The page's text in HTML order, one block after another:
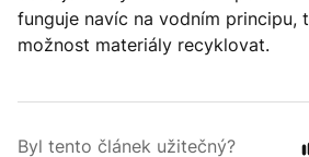
funguje navíc na vodním principu,
možnost materiály recyklovat.
Byl tento článek užitečný?